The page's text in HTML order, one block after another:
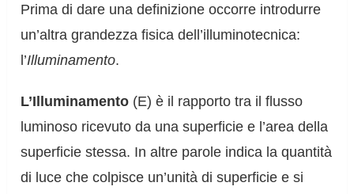
Prima di dare una definizione occorre introdurre
un’altra grandezza fisica dell’illuminotecnica:
l’Illuminamento.
L’Illuminamento (E) è il rapporto tra il flusso
luminoso ricevuto da una superficie e l’area della
superficie stessa. In altre parole indica la quantità
di luce che colpisce un’unità di superficie e si